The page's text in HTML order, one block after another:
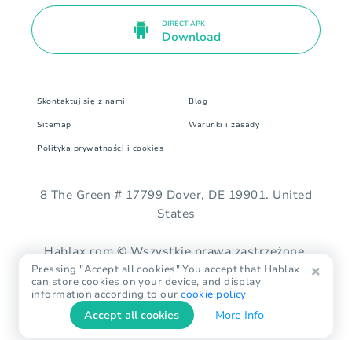
DIRECT APK
Download
Skontaktuj się z nami Blog
Sitemap Warunki i zasady
Polityka prywatności i cookies
8 The Green # 17799 Dover, DE 19901. United
States
Hablax.com © Wszystkie prawa zastrzeżone.
Pressing "Accept all cookies" You accept that Hablax
can store cookies on your device, and display
information according to ourcookie policy
Accept all cookies More Info